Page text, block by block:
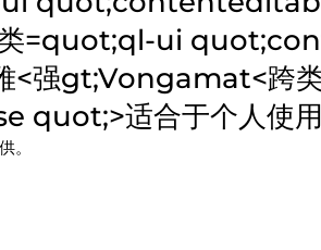
类=quot;ql-ui
<强gt;Vongamat<跨
quot;>适合于个人使
。